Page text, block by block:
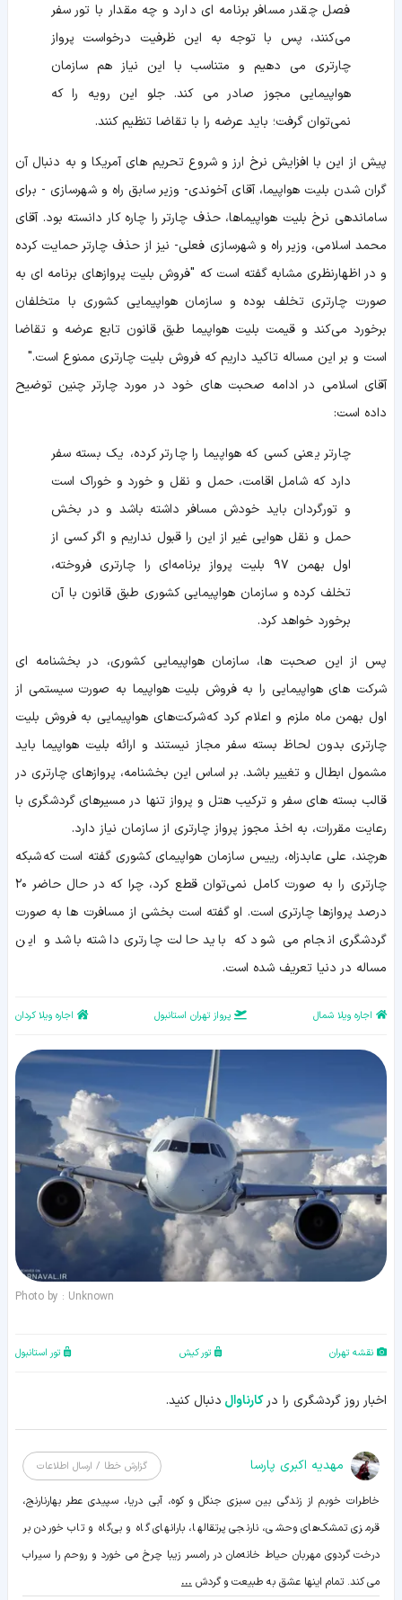
فصل چقدر مسافر برنامه‌ ای دارد و چه مقدار با تور سفر
می‌کنند، پس با توجه به این ظرفیت درخواست پرواز
چارتری می‌ دهیم و متناسب با این نیاز هم سازمان
هواپیمایی مجوز صادر می‌ کند. جلو این رویه را که
نمی‌توان گرفت؛ باید عرضه را با تقاضا تنظیم کنند.
پیش از این با افزایش نرخ ارز و شروع تحریم های آمریکا و به دنبال آن
گران شدن بلیت هواپیما، آقای آخوندی- وزیر سابق راه و شهرسازی - برای
ساماندهی نرخ بلیت هواپیماها، حذف چارتر را چاره کار دانسته بود. آقای
محمد اسلامی، وزیر راه و شهرسازی فعلی- نیز از حذف چارتر حمایت کرده
و در اظهارنظری مشابه گفته است که "فروش بلیت پروازهای برنامه‌ ای به
صورت چارتری تخلف بوده و سازمان هواپیمایی کشوری با متخلفان
برخورد می‌کند و قیمت بلیت هواپیما طبق قانون تابع عرضه و تقاضا
است و بر این مساله تاکید داریم که فروش بلیت چارتری ممنوع است."
آقای اسلامی در ادامه صحبت های خود در مورد چارتر چنین توضیح
داده است:
چارتر یعنی کسی که هواپیما را چارتر کرده، یک بسته سفر
دارد که شامل اقامت، حمل و نقل و خورد و خوراک است
و تورگردان باید خودش مسافر داشته باشد و در بخش
حمل و نقل هوایی غیر از این را قبول نداریم و اگر کسی از
اول بهمن ۹۷ بلیت پرواز برنامه‌ای را چارتری فروخته،
تخلف کرده و سازمان هواپیمایی کشوری طبق قانون با آن
برخورد خواهد کرد.
پس از این صحبت ها، سازمان هواپیمایی کشوری، در بخشنامه ای
شرکت های هواپیمایی را به فروش بلیت هواپیما به صورت سیستمی از
اول بهمن ماه ملزم و اعلام کرد که شرکت‌های هواپیمایی به فروش بلیت
چارتری بدون لحاظ بسته سفر مجاز نیستند و ارائه بلیت هواپیما باید
مشمول ابطال و تغییر باشد. بر اساس این بخشنامه، پروازهای چارتری در
قالب بسته های سفر و ترکیب هتل و پرواز تنها در مسیرهای گردشگری با
رعایت مقررات، به اخذ مجوز پرواز چارتری از سازمان نیاز دارد.
هرچند، علی عابدزاه، رییس سازمان هواپیمای کشوری گفته است که شبکه
چارتری را به صورت کامل نمی‌توان قطع کرد، چرا که در حال حاضر ۲۰
درصد پروازها چارتری است. او گفته است بخشی از مسافرت ها به صورت
گردشگری انجام می شود که باید حالت چارتری داشته باشد و این
مساله در دنیا تعریف شده است.
اجاره ویلا شمال پرواز تهران استانبول اجاره ویلا کردان
Photo by : Unknown
نقشه تهران تور کیش تور استانبول
اخبار روز گردشگری را درکارناوال دنبال کنید.
مهدیه اکبری پارسا گزارش خطا / ارسال اطلاعات
خاطرات خوبم از زندگی بین سبزی جنگل و کوه، آبی دریا، سپیدی عطر بهارنارنج،
قرمزی تمشک‌های وحشی، نارنجی پرتقالها، بارانهای گاه و بی‌گاه و تاب خوردن بر
درخت گردوی مهربان حیاط خانه‌مان در رامسر زیبا چرخ می خورد و روحم را سیراب
می کند. تمام اینها عشق به طبیعت و گردش ...